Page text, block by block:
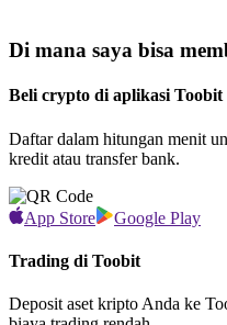
Di mana saya bisa
Beli crypto di aplikasi Toobit
Daftar dalam hitungan menit
kredit atau transfer bank.
App Store Google Play
Trading di Toobit
Deposit aset kripto Anda ke